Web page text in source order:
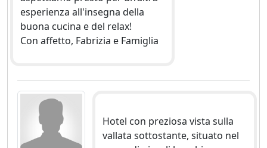
esperienza all'insegna della
buona cucina e del relax!
Con affetto, Fabrizia e Famiglia
Hotel con preziosa vista sulla
vallata sottostante, situato nel